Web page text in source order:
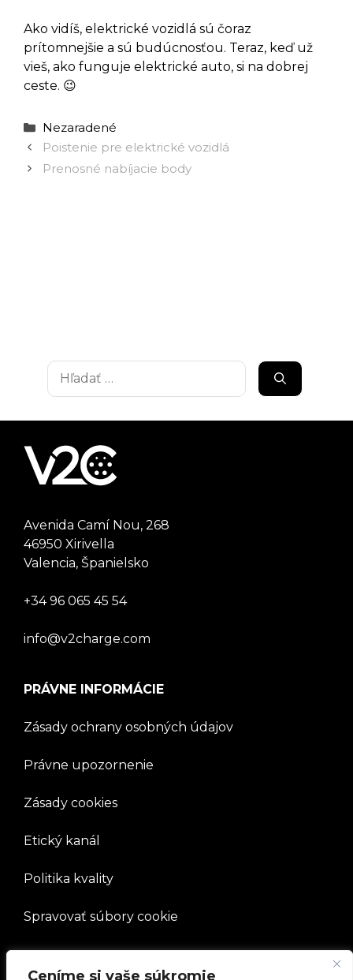
Ceníme si vaše súkromie
Ako vidíš, elektrické vozidlá sú čoraz
prítomnejšie a sú budúcnosťou. Teraz, keď už
vieš, ako funguje elektrické auto, si na dobrej
ceste. 😉
Kategórie
Nezaradené
Poistenie pre elektrické vozidlá
Prenosné nabíjacie body
Hľadať:
Avenida Camí Nou, 268
46950 Xirivella
Valencia, Španielsko
+34 96 065 45 54
info@v2charge.com
PRÁVNE INFORMÁCIE
Zásady ochrany osobných údajov
Právne upozornenie
Zásady cookies
Etický kanál
Politika kvality
Spravovať súbory cookie
SPOLOČNOSŤ